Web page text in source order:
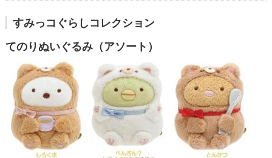
すみっコぐらしコレクション
てのりぬいぐるみ（アソート）